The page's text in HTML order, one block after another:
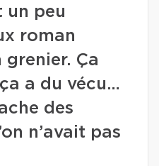
un peu
roman
Ça
a du vécu…
des
n’avait pas